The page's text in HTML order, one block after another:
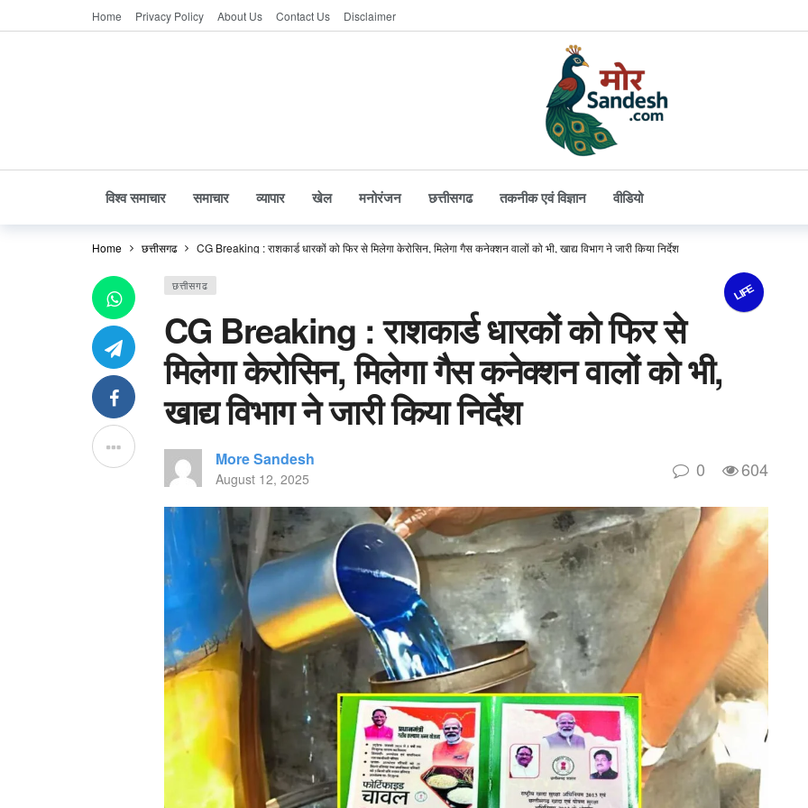
Home Privacy Policy About Us Contact Us Disclaimer
विश्व समाचार समाचार व्यापार खेल मनोरंजन छत्तीसगढ तकनीक एवं विज्ञान वीडियो
Home छत्तीसगढ CG Breaking : राशकार्ड धारकों को फिर से मिलेगा केरोसिन, मिलेगा गैस कनेक्शन वालों को भी, खाद्य विभाग ने जारी किया निर्देश
LIFE
छत्तीसगढ
CG Breaking : राशकार्ड धारकों को फिर से
मिलेगा केरोसिन, मिलेगा गैस कनेक्शन वालों को भी,
खाद्य विभाग ने जारी किया निर्देश
More Sandesh
August 12, 2025 0 604